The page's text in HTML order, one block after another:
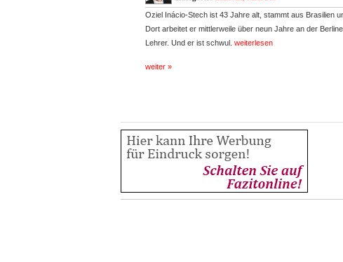
Oziel Inácio-Stech ist 43 Jahre alt, stammt aus Brasilien
Dort arbeitet er mittlerweile über neun Jahre an der
Lehrer. Und er ist schwul. weiterlesen
weiter »